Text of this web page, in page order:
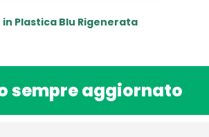
in Plastica Blu Rigenerata
sempre aggiornato